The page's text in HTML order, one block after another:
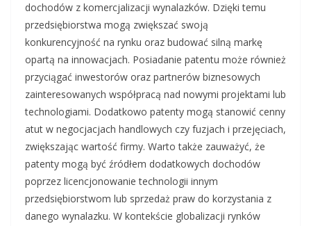
dochodów z komercjalizacji wynalazków. Dzięki temu
przedsiębiorstwa mogą zwiększać swoją
konkurencyjność na rynku oraz budować silną markę
opartą na innowacjach. Posiadanie patentu może również
przyciągać inwestorów oraz partnerów biznesowych
zainteresowanych współpracą nad nowymi projektami lub
technologiami. Dodatkowo patenty mogą stanowić cenny
atut w negocjacjach handlowych czy fuzjach i przejęciach,
zwiększając wartość firmy. Warto także zauważyć, że
patenty mogą być źródłem dodatkowych dochodów
poprzez licencjonowanie technologii innym
przedsiębiorstwom lub sprzedaż praw do korzystania z
danego wynalazku. W kontekście globalizacji rynków